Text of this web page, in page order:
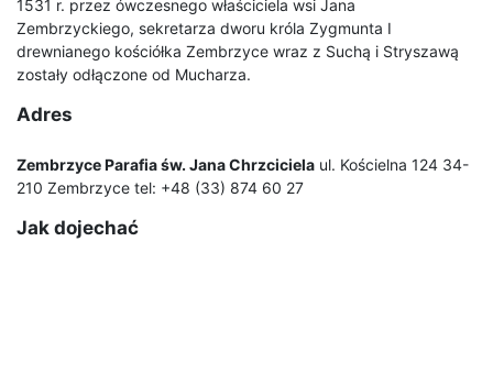
1531 r. przez ówczesnego właściciela wsi Jana
Zembrzyckiego, sekretarza dworu króla Zygmunta I
drewnianego kościółka Zembrzyce wraz z Suchą i Stryszawą
zostały odłączone od Mucharza.
Adres
Zembrzyce Parafia św. Jana Chrzciciela ul. Kościelna 124 34-
210 Zembrzyce tel: +48 (33) 874 60 27
Jak dojechać